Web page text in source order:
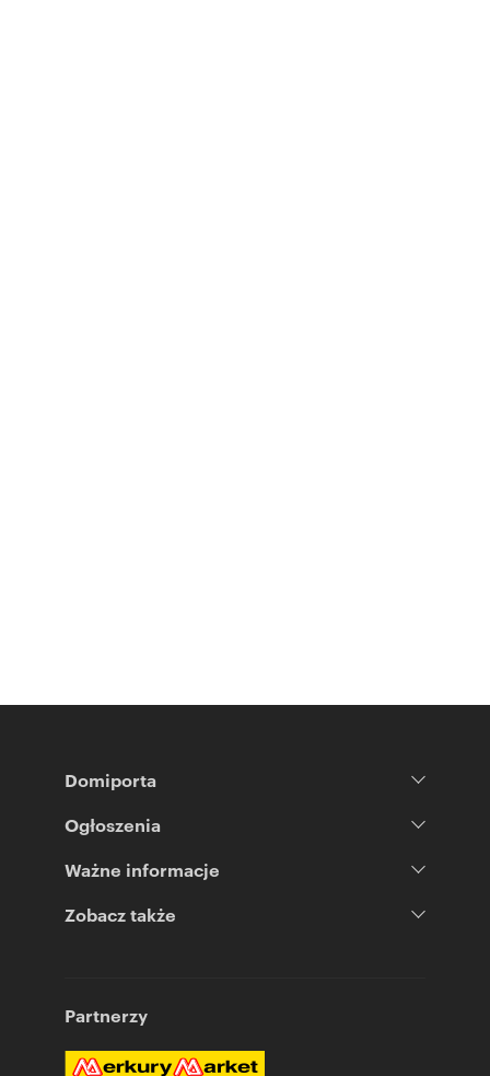
Domiporta
Ogłoszenia
Ważne informacje
Zobacz także
Partnerzy